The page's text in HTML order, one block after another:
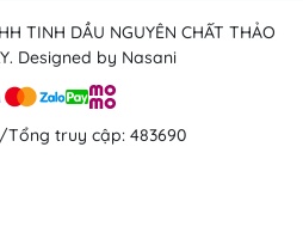
TINH DẦU NGUYÊN CHẤT THẢO
. Designed by Nasani
/Tổng truy cập: 483690